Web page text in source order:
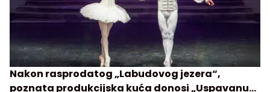
Nakon rasprodatog „Labudovog jezera“,
poznata produkcijska kuća donosi „Uspavanu